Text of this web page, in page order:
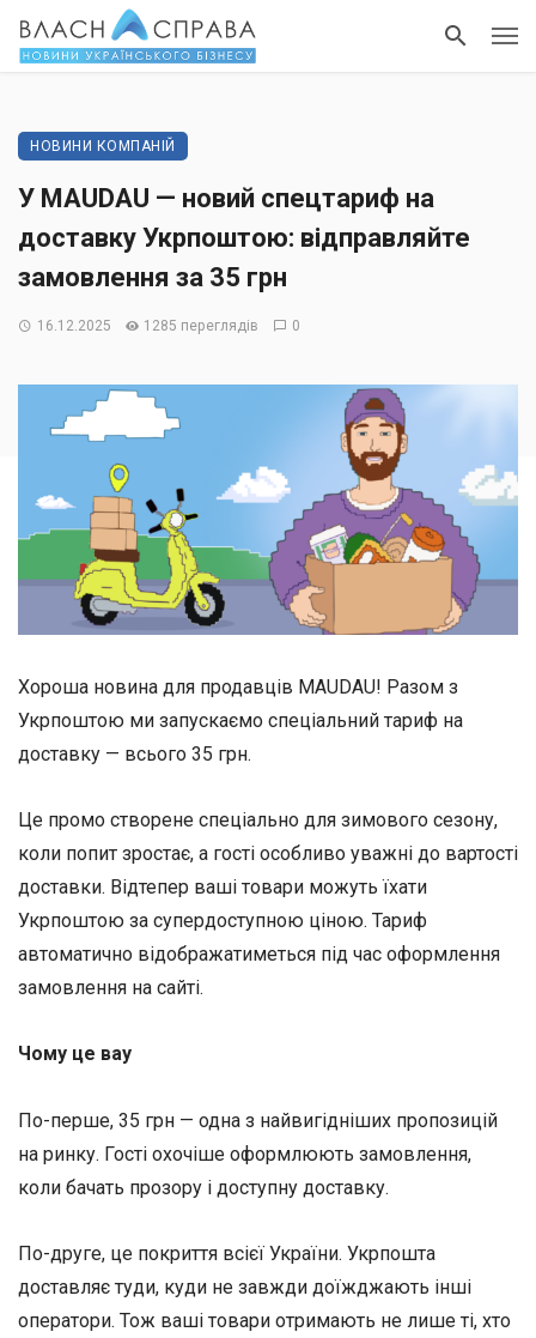
НОВИНИ КОМПАНІЙ
У MAUDAU — новий спецтариф на
доставку Укрпоштою: відправляйте
замовлення за 35 грн
16.12.2025 1285 переглядів 0
Хороша новина для продавців MAUDAU! Разом з
Укрпоштою ми запускаємо спеціальний тариф на
доставку — всього 35 грн.
Це промо створене спеціально для зимового сезону,
коли попит зростає, а гості особливо уважні до вартості
доставки. Відтепер ваші товари можуть їхати
Укрпоштою за супердоступною ціною. Тариф
автоматично відображатиметься під час оформлення
замовлення на сайті.
Чому це вау
По-перше, 35 грн — одна з найвигідніших пропозицій
на ринку. Гості охочіше оформлюють замовлення,
коли бачать прозору і доступну доставку.
По-друге, це покриття всієї України. Укрпошта
доставляє туди, куди не завжди доїжджають інші
оператори. Тож ваші товари отримають не лише ті, хто